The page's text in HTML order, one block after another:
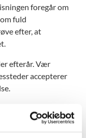
foregår om
fuld
efter, at
efterår. Vær
accepterer
uddannelse er